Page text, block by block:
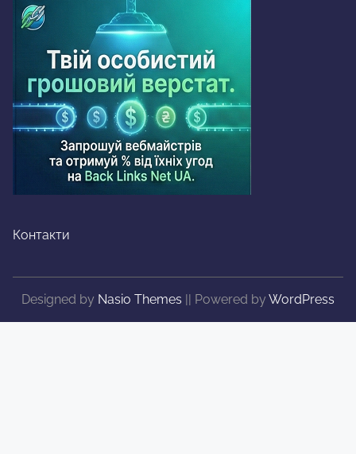
Контакти
Designed by Nasio Themes || Powered by WordPress